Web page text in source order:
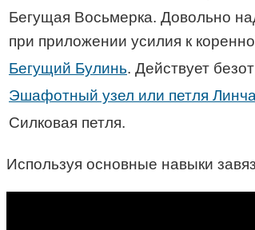
Бегущая Восьмерка. Довольно
при приложении усилия к
Бегущий Булинь. Действует
Эшафотный узел или петля
Силковая петля.
Используя основные навыки